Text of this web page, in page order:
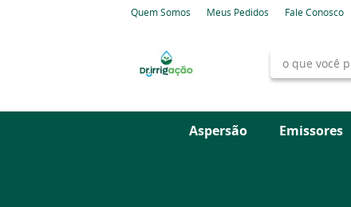
Quem Somos Meus Pedidos Fale Conosco
Aspersão Emissores